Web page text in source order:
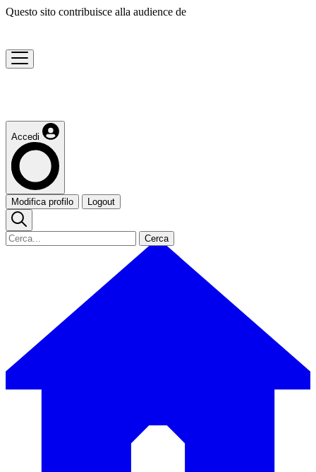
Questo sito contribuisce alla audience de
Accedi
Modifica profilo Logout
Cerca